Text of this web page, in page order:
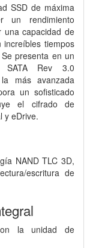
SSD de máxima
un rendimiento
una capacidad de
increíbles tiempos
presenta en un
Rev 3.0
más avanzada
un sofisticado
el cifrado de
y eDrive.
NAND TLC 3D,
escritura de
la unidad de